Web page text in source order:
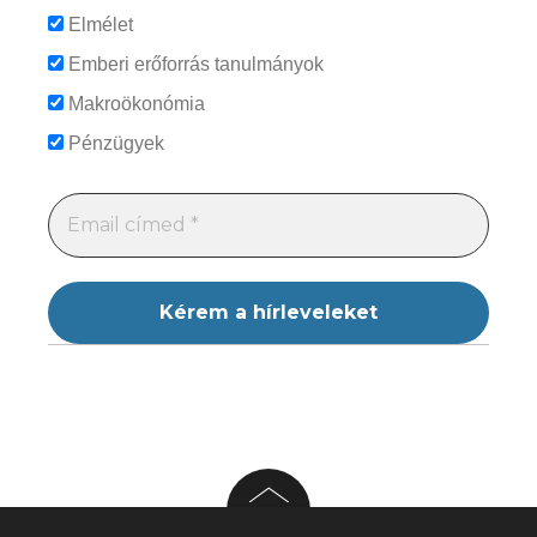
Elmélet
Emberi erőforrás tanulmányok
Makroökonómia
Pénzügyek